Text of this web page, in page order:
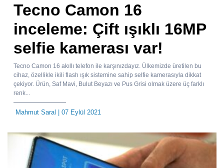
Tecno Camon 16
inceleme: Çift ışıklı 16MP
selfie kamerası var!
Tecno Camon 16 akıllı telefon ile karşınızdayız. Ülkemizde üretilen bu
cihaz, özellikle ikili flash ışık sistemine sahip selfie kamerasıyla dikkat
çekiyor. Ürün, Saf Mavi, Bulut Beyazı ve Pus Grisi olmak üzere üç farklı
renk...
Mahmut Saral | 07 Eylül 2021